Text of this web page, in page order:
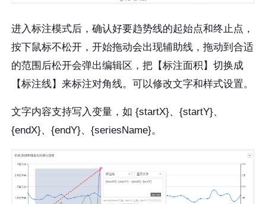
​进入标注模式后，确认好要趋势线的起始点和终止点，
按下鼠标不松开，开始拖动会出现辅助线，拖动到合适
的范围后松开会弹出编辑区，把【标注面积】切换成
【标注线】来标注对角线。可以修改文字和样式设置。
文字内容支持写入变量，如 {startX}、{startY}、
{endX}、{endY}、{seriesName}。